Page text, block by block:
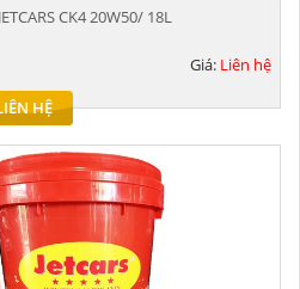
CK4 20W50/ 18L
Giá: Liên hệ
HỆ